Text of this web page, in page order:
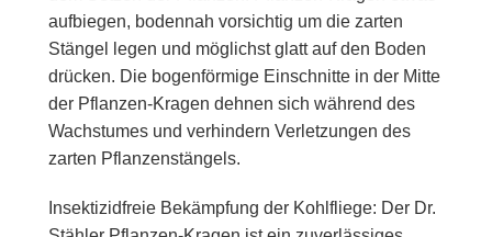
aufbiegen, bodennah vorsichtig um die zarten
Stängel legen und möglichst glatt auf den Boden
drücken. Die bogenförmige Einschnitte in der Mitte
der Pflanzen-Kragen dehnen sich während des
Wachstumes und verhindern Verletzungen des
zarten Pflanzenstängels.
Insektizidfreie Bekämpfung der Kohlfliege: Der Dr.